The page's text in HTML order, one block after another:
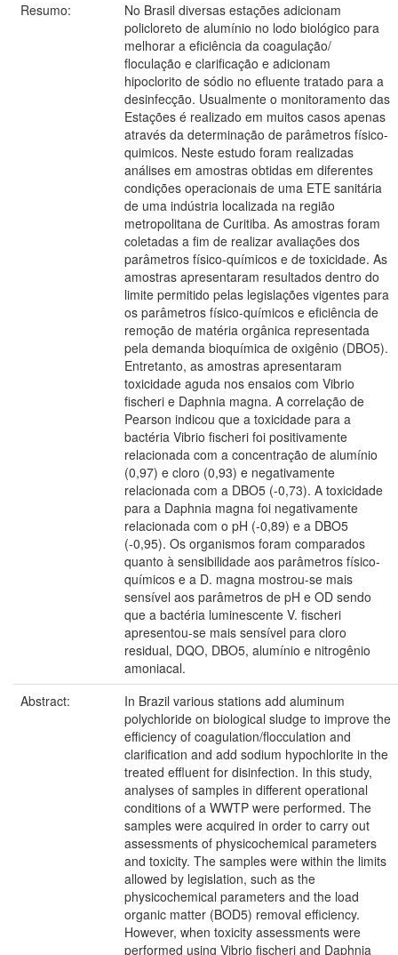
Resumo:
No Brasil diversas estações adicionam
policloreto de alumínio no lodo biológico para
melhorar a eficiência da coagulação/
floculação e clarificação e adicionam
hipoclorito de sódio no efluente tratado para a
desinfecção. Usualmente o monitoramento das
Estações é realizado em muitos casos apenas
através da determinação de parâmetros físico-
quimicos. Neste estudo foram realizadas
análises em amostras obtidas em diferentes
condições operacionais de uma ETE sanitária
de uma indústria localizada na região
metropolitana de Curitiba. As amostras foram
coletadas a fim de realizar avaliações dos
parâmetros físico-químicos e de toxicidade. As
amostras apresentaram resultados dentro do
limite permitido pelas legislações vigentes para
os parâmetros físico-químicos e eficiência de
remoção de matéria orgânica representada
pela demanda bioquímica de oxigênio (DBO5).
Entretanto, as amostras apresentaram
toxicidade aguda nos ensaios com Vibrio
fischeri e Daphnia magna. A correlação de
Pearson indicou que a toxicidade para a
bactéria Vibrio fischeri foi positivamente
relacionada com a concentração de alumínio
(0,97) e cloro (0,93) e negativamente
relacionada com a DBO5 (-0,73). A toxicidade
para a Daphnia magna foi negativamente
relacionada com o pH (-0,89) e a DBO5
(-0,95). Os organismos foram comparados
quanto à sensibilidade aos parâmetros físico-
químicos e a D. magna mostrou-se mais
sensível aos parâmetros de pH e OD sendo
que a bactéria luminescente V. fischeri
apresentou-se mais sensível para cloro
residual, DQO, DBO5, alumínio e nitrogênio
amoniacal.
Abstract:
In Brazil various stations add aluminum
polychloride on biological sludge to improve the
efficiency of coagulation/flocculation and
clarification and add sodium hypochlorite in the
treated effluent for disinfection. In this study,
analyses of samples in different operational
conditions of a WWTP were performed. The
samples were acquired in order to carry out
assessments of physicochemical parameters
and toxicity. The samples were within the limits
allowed by legislation, such as the
physicochemical parameters and the load
organic matter (BOD5) removal efficiency.
However, when toxicity assessments were
performed using Vibrio fischeri and Daphnia